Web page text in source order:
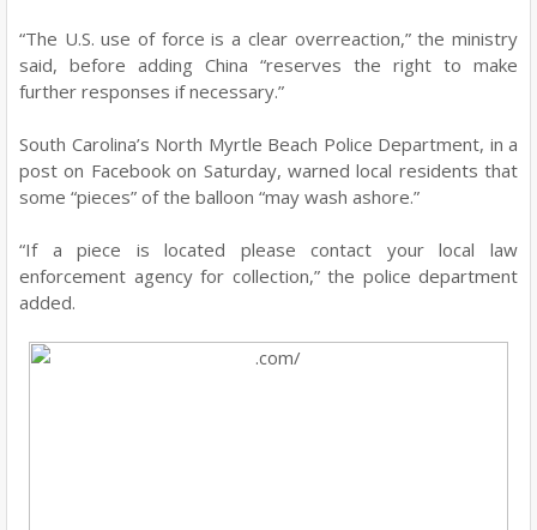
“The U.S. use of force is a clear overreaction,” the ministry
said, before adding China “reserves the right to make
further responses if necessary.”
South Carolina’s North Myrtle Beach Police Department, in a
post on Facebook on Saturday, warned local residents that
some “pieces” of the balloon “may wash ashore.”
“If a piece is located please contact your local law
enforcement agency for collection,” the police department
added.